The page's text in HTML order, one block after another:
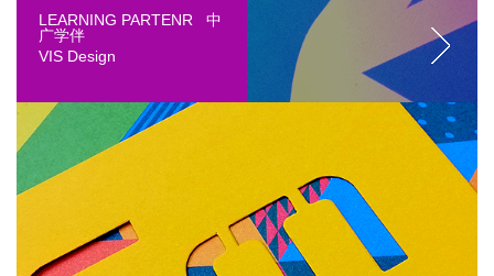
LEARNING PARTENR 中
广学伴
VIS Design